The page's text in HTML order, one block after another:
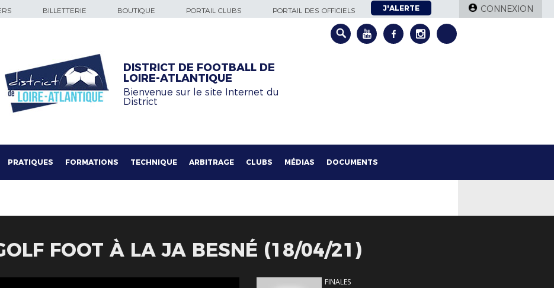
BILLETTERIE BOUTIQUE PORTAIL CLUBS PORTAIL DES OFFICIELS J'ALERTE CONNEXION
DISTRICT DE FOOTBALL DE
LOIRE-ATLANTIQUE
Bienvenue sur le site Internet du
District
PRATIQUES FORMATIONS TECHNIQUE ARBITRAGE CLUBS MÉDIAS DOCUMENTS
FOOT À LA JA BESNÉ (18/04/21)
FINALES